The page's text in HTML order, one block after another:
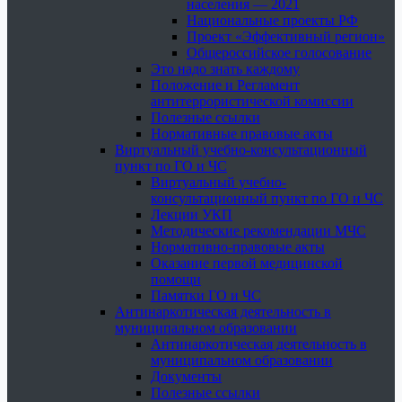
населения — 2021
Национальные проекты РФ
Проект «Эффективный регион»
Общероссийское голосование
Это надо знать каждому
Положение и Регламент
антитеррористической комиссии
Полезные ссылки
Нормативные правовые акты
Виртуальный учебно-консультационный
пункт по ГО и ЧС
Виртуальный учебно-
консультационный пункт по ГО и ЧС
Лекции УКП
Методические рекомендации МЧС
Нормативно-правовые акты
Оказание первой медицинской
помощи
Памятки ГО и ЧС
Антинаркотическая деятельность в
муниципальном образовании
Антинаркотическая деятельность в
муниципальном образовании
Документы
Полезные ссылки